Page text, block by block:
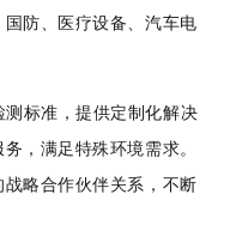
防、医疗设备、汽车电
标准，提供定制化解决
，满足特殊环境需求。
略合作伙伴关系，不断